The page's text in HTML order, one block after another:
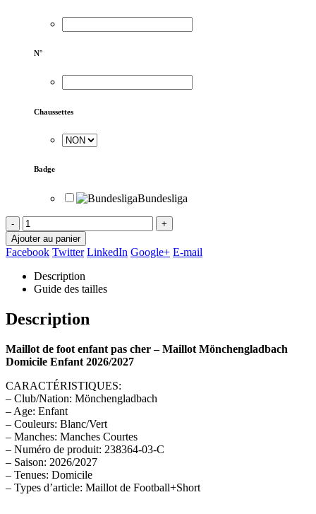
N°
Chaussettes
Badge
Bundesliga
-
+
Ajouter au panier
Facebook Twitter LinkedIn Google+ E-mail
Description
Guide des tailles
Description
Maillot de foot enfant pas cher – Maillot Mönchengladbach
Domicile Enfant 2026/2027
CARACTÉRISTIQUES:
– Club/Nation: Mönchengladbach
– Age: Enfant
– Couleurs: Blanc/Vert
– Manches: Manches Courtes
– Numéro de produit: 238364-03-C
– Saison: 2026/2027
– Tenues: Domicile
– Types d’article: Maillot de Football+Short